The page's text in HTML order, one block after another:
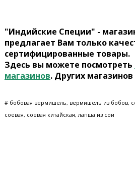
"Индийские Специи" -
предлагает Вам только
сертифицированные товары.
Здесь вы можете посмотреть
магазинов. Других магазинов
# бобовая вермишель, вермишель из бобов,
соевая, соевая китайская, лапша из сои